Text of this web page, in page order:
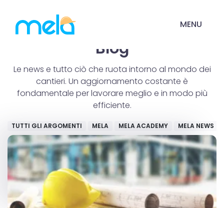
MENU
Blog
Le news e tutto ciò che ruota intorno al mondo dei
cantieri. Un aggiornamento costante è
fondamentale per lavorare meglio e in modo più
efficiente.
TUTTI GLI ARGOMENTI MELA MELA ACADEMY MELA NEWS